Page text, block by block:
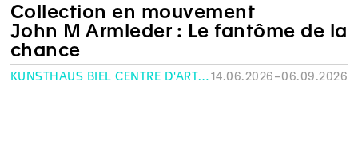
Collection en mouvement
John M Armleder : Le fantôme de la
chance
KUNSTHAUS BIEL CENTRE D'ART BIENNE14.06.2026–06.09.2026